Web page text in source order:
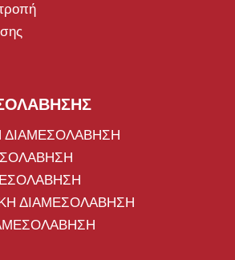
ΔΙΑΜΕΣΟΛΑΒΗΣΗ
ΔΙΑΜΕΣΟΛΑΒΗΣΗ